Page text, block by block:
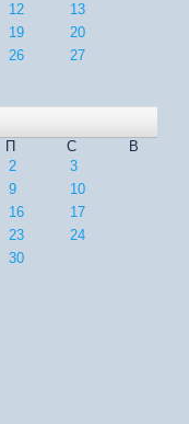
12
13
19
20
26
27
П С
В
2
3
9
10
16
17
23
24
30